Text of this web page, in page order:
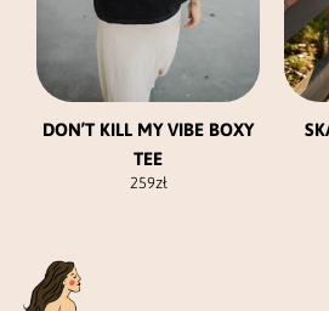
DON’T KILL MY VIBE BOXY
TEE
259zł
na
stronie
produktu